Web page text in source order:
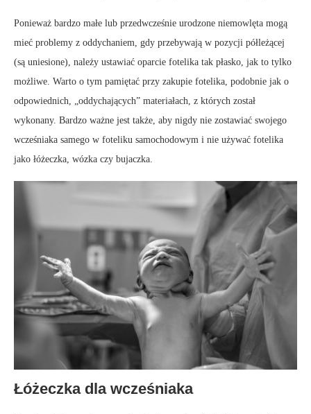
Ponieważ bardzo małe lub przedwcześnie urodzone niemowlęta mogą
mieć problemy z oddychaniem, gdy przebywają w pozycji półleżącej
(są uniesione), należy ustawiać oparcie fotelika tak płasko, jak to tylko
możliwe. Warto o tym pamiętać przy zakupie fotelika, podobnie jak o
odpowiednich, „oddychających” materiałach, z których został
wykonany. Bardzo ważne jest także, aby nigdy nie zostawiać swojego
wcześniaka samego w foteliku samochodowym i nie używać fotelika
jako łóżeczka, wózka czy bujaczka.
Łóżeczka dla wcześniaka